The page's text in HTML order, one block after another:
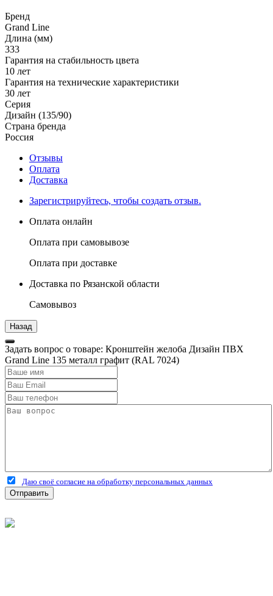
Бренд
Grand Line
Длина (мм)
333
Гарантия на стабильность цвета
10 лет
Гарантия на технические характеристики
30 лет
Серия
Дизайн (135/90)
Страна бренда
Россия
Отзывы
Оплата
Доставка
Зарегистрируйтесь, чтобы создать отзыв.
Оплата онлайн
Оплата при самовывозе
Оплата при доставке
Доставка по Рязанской области
Самовывоз
Задать вопрос о товаре: Кронштейн желоба Дизайн ПВХ
Grand Line 135 металл графит (RAL 7024)
Даю своё согласие на обработку персональных данных
Отправить